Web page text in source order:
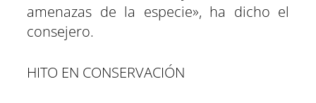
amenazas de la especie», ha dicho el
consejero.
HITO EN CONSERVACIÓN